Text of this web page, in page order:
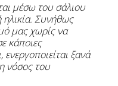
μέσω του σάλιου
ηλικία. Συνήθως
μας χωρίς να
κάποιες
ξανά
νόσος του